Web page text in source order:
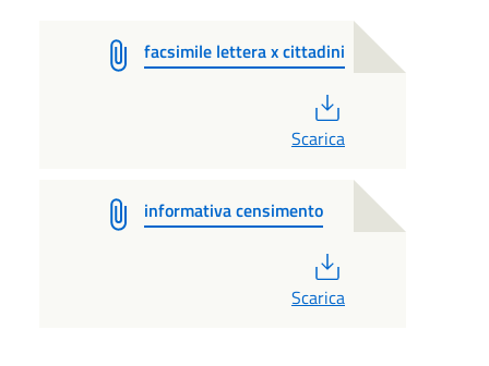
facsimile lettera x cittadini
Scarica
informativa censimento
Scarica